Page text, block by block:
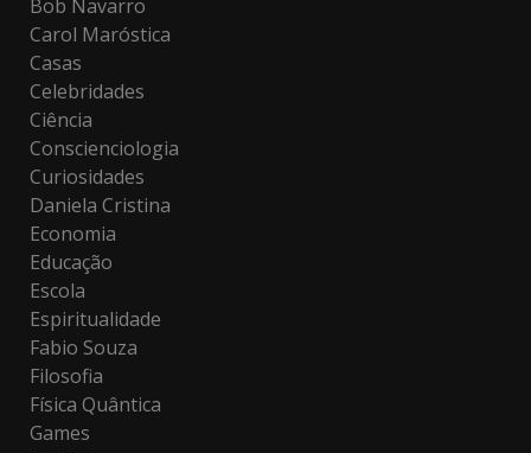
Bob Navarro
Carol Maróstica
Casas
Celebridades
Ciência
Conscienciologia
Curiosidades
Daniela Cristina
Economia
Educação
Escola
Espiritualidade
Fabio Souza
Filosofia
Física Quântica
Games